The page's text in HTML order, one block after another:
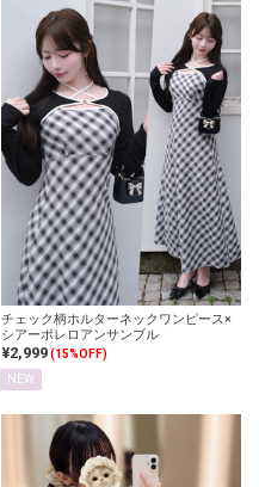
チェック柄ホルターネックワンピース×
シアーボレロアンサンブル
¥2,999(15%OFF)
NEW